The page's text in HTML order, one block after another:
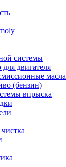
системы
двигателя
масла
(бензин)
впрыска